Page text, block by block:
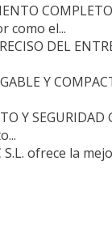
como el...
DEL
Y
Y
ofrece la